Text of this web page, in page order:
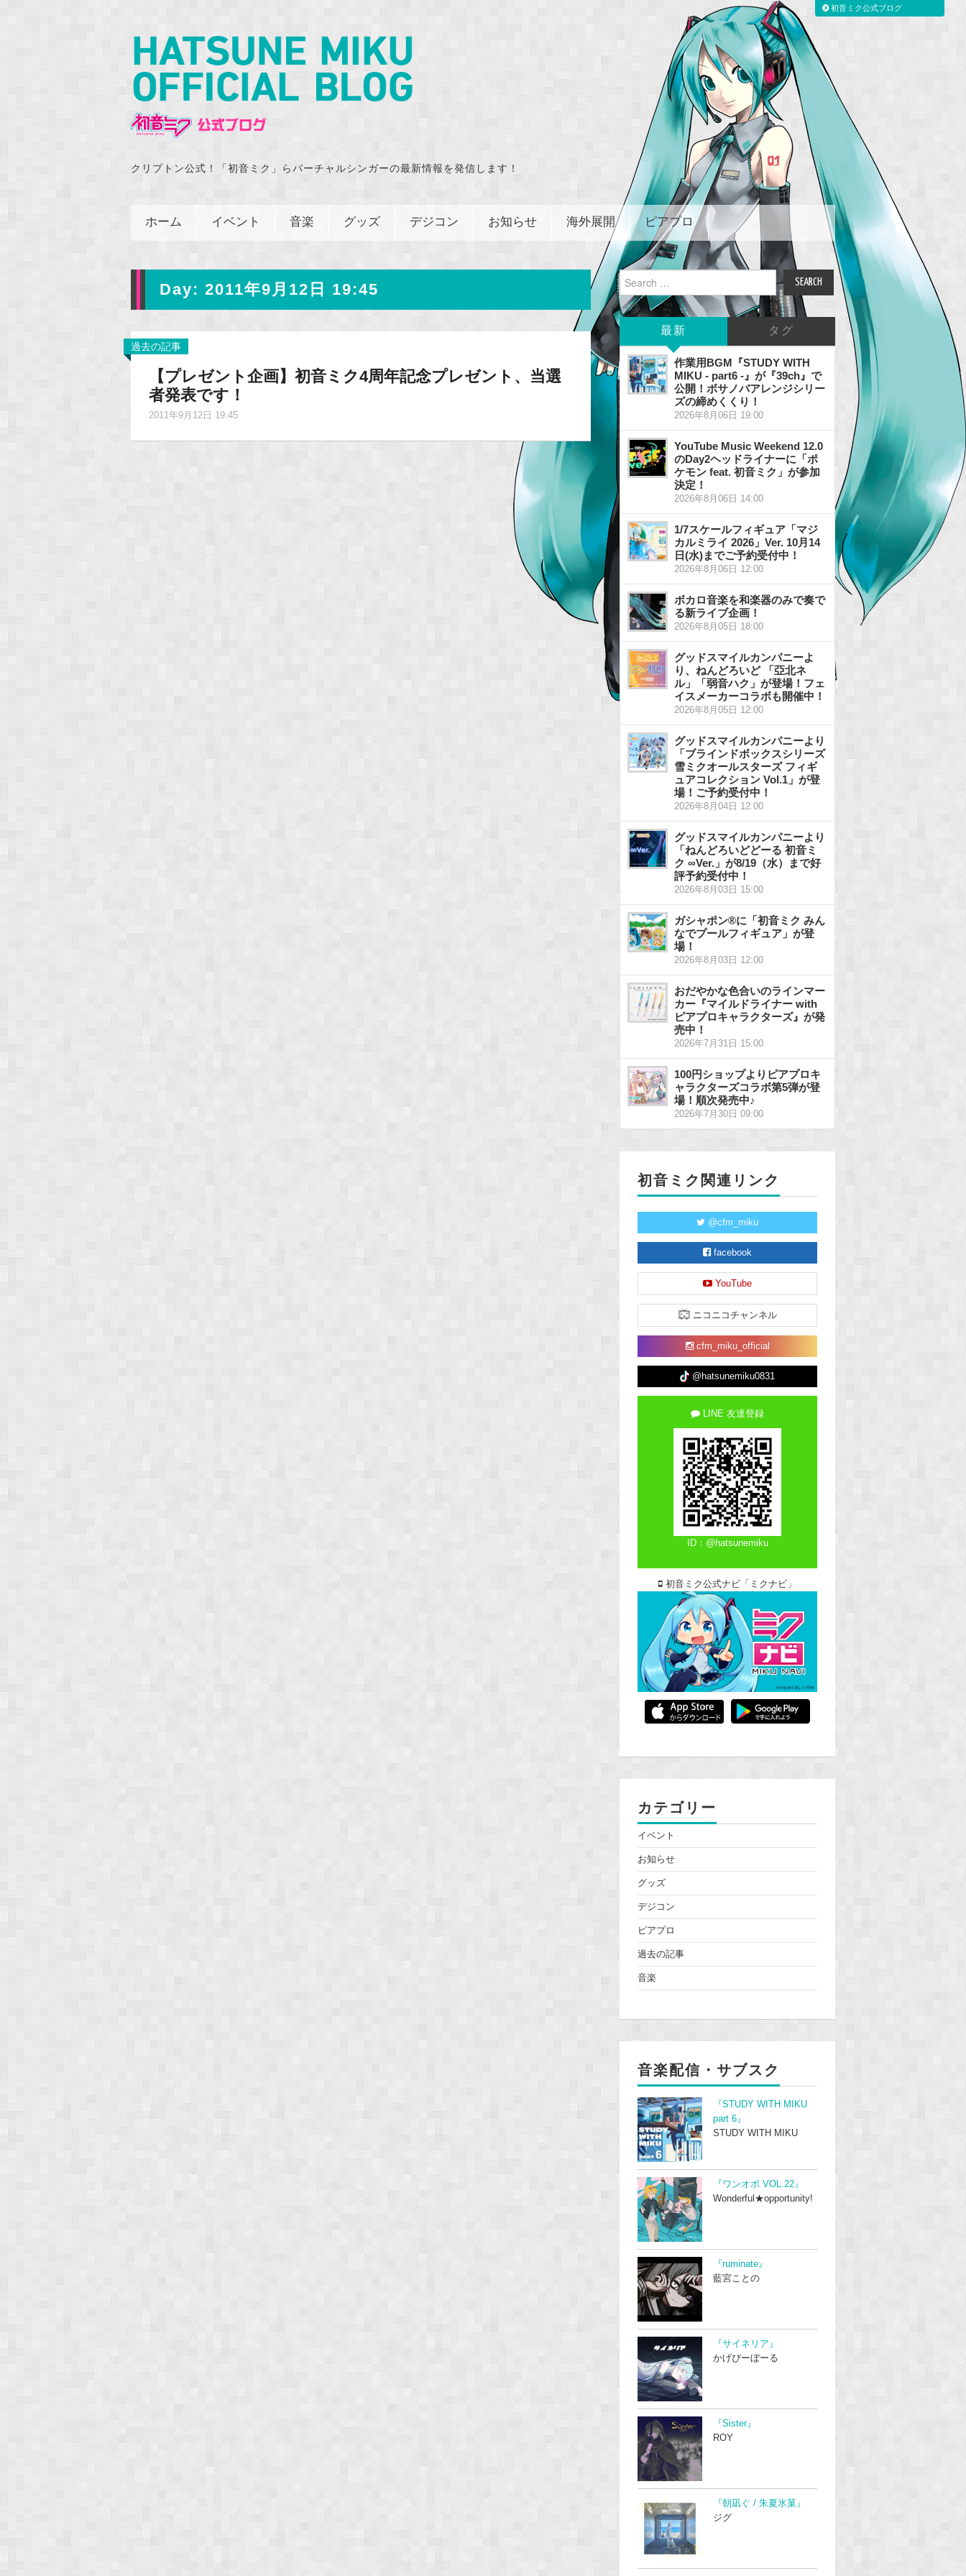
クリプトン公式！「初音ミク」らバーチャルシンガーの最新情報を発信します！
ホーム イベント 音楽 グッズ デジコン お知らせ 海外展開 ピアプロ
Day: 2011年9月12日 19:45
過去の記事
【プレゼント企画】初音ミク4周年記念プレゼント、当選
者発表です！
2011年9月12日 19:45
Search
for:
最新 タグ
作業用BGM『STUDY WITH
MIKU - part6 -』が『39ch』で
公開！ボサノバアレンジシリー
ズの締めくくり！
2026年8月06日 19:00
YouTube Music Weekend 12.0
のDay2ヘッドライナーに「ポ
ケモン feat. 初音ミク」が参加
決定！
2026年8月06日 14:00
1/7スケールフィギュア「マジ
カルミライ 2026」Ver. 10月14
日(水)までご予約受付中！
2026年8月06日 12:00
ボカロ音楽を和楽器のみで奏で
る新ライブ企画！
2026年8月05日 18:00
グッドスマイルカンパニーよ
り、ねんどろいど 「亞北ネ
ル」「弱音ハク」が登場！フェ
イスメーカーコラボも開催中！
2026年8月05日 12:00
グッドスマイルカンパニーより
「ブラインドボックスシリーズ
雪ミクオールスターズ フィギ
ュアコレクション Vol.1」が登
場！ご予約受付中！
2026年8月04日 12:00
グッドスマイルカンパニーより
「ねんどろいどどーる 初音ミ
ク ∞Ver.」が8/19（水）まで好
評予約受付中！
2026年8月03日 15:00
ガシャポン®に「初音ミク みん
なでプールフィギュア」が登
場！
2026年8月03日 12:00
おだやかな色合いのラインマー
カー『マイルドライナー with
ピアプロキャラクターズ』が発
売中！
2026年7月31日 15:00
100円ショップよりピアプロキ
ャラクターズコラボ第5弾が登
場！順次発売中♪
2026年7月30日 09:00
初音ミク関連リンク
@cfm_miku
facebook
YouTube
ニコニコチャンネル
cfm_miku_official
@hatsunemiku0831
LINE 友達登録
ID：@hatsunemiku
初音ミク公式ナビ「ミクナビ」
カテゴリー
イベント
お知らせ
グッズ
デジコン
ピアプロ
過去の記事
音楽
音楽配信・サブスク
『STUDY WITH MIKU
part 6』
STUDY WITH MIKU
『ワンオポ VOL.22』
Wonderful★opportunity!
『ruminate』
藍宮ことの
『サイネリア』
かげぴーぼーる
『Sister』
ROY
『朝凪ぐ / 朱夏氷菓』
ジグ
初音ミク公式ブログ